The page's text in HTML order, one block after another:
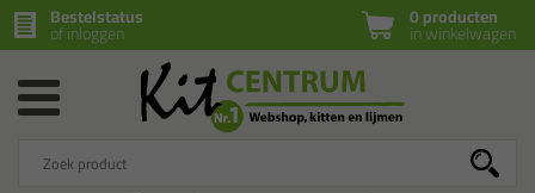
0 producten
in winkelwagen
Bestelstatus
of inloggen